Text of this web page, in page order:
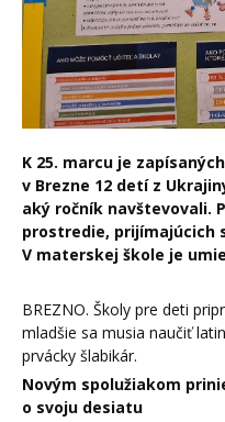
K 25. marcu je
v Brezne 12 detí z
aký ročník navštevovali.
prostredie, prijímajúcich
V materskej škole je
BREZNO. Školy pre deti
mladšie sa musia naučiť
prvácky šlabikár.
Novým spolužiakom
o svoju desiatu